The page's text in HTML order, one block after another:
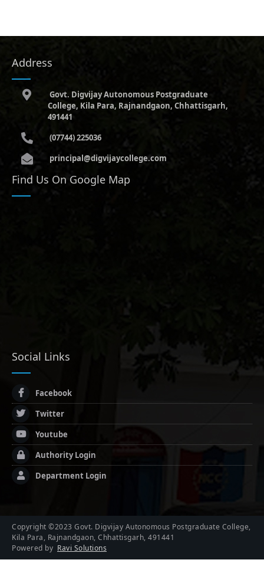
Address
Govt. Digvijay Autonomous Postgraduate
College, Kila Para, Rajnandgaon, Chhattisgarh,
491441
(07744) 225036
principal@digvijaycollege.com
Find Us On Google Map
Social Links
Facebook
Twitter
Youtube
Authority Login
Department Login
Copyright ©2023 Govt. Digvijay Autonomous Postgraduate College,
Kila Para, Rajnandgaon, Chhattisgarh, 491441
Powered by Ravi Solutions